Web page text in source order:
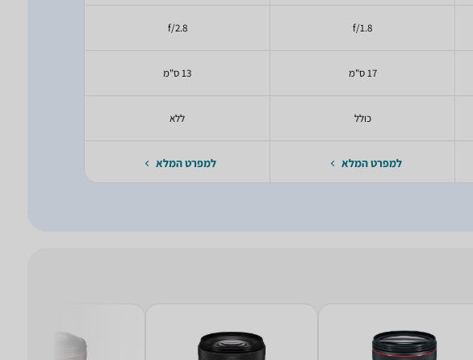
f/1.8
17 ס"מ
כולל
למפרט המלא
f/2.8
13 ס"מ
ללא
למפרט המלא